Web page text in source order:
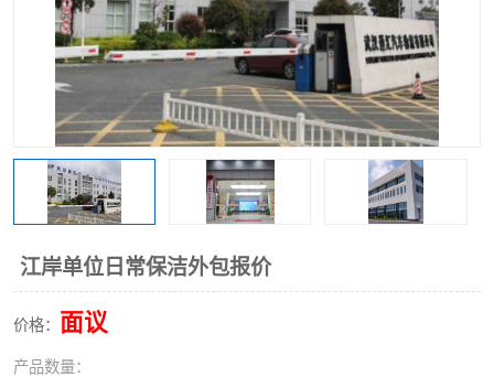
江岸单位日常保洁外包报价
价格： 面议
产品数量：